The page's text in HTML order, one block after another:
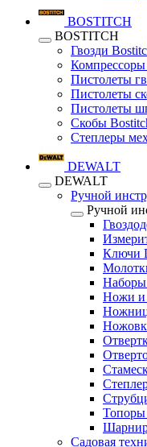
BOSTITCH
BOSTITCH
Гвозди
Компрессоры
Пистолеты
Пистолеты
Пистолеты
Скобы
Степлеры
DEWALT
DEWALT
Ручной
Ручной
Ключи
Наборы
Ножи и
Топоры
Садовая